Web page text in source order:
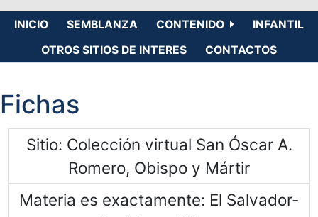
INICIO SEMBLANZA CONTENIDO
INFANTIL
OTROS SITIOS DE INTERES
CONTACTOS
Fichas
Sitio Colección virtual San Óscar A.
Romero, Obispo y Mártir
Materia es exactamente El Salvador-